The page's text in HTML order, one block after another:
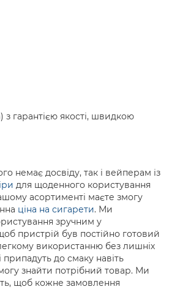
з гарантією якості, швидкою
немає досвіду, так і вейперам із
для щоденного користування
асортименті маєте змогу
ціна на сигарети. Ми
зручним у
пристрій був постійно готовий
використанню без лишніх
до смаку навіть
знайти потрібний товар. Ми
щоб кожне замовлення